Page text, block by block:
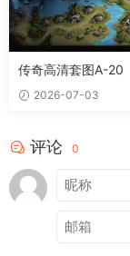
传奇高清套图A-20
2026-07-03
评论 0